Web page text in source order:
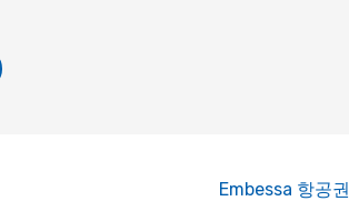
Embessa 항공권